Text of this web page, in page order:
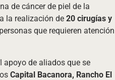
de cáncer de piel de la
la realización de 20 cirugías y
que requieren atención
apoyo de aliados que se
Capital Bacanora, Rancho El